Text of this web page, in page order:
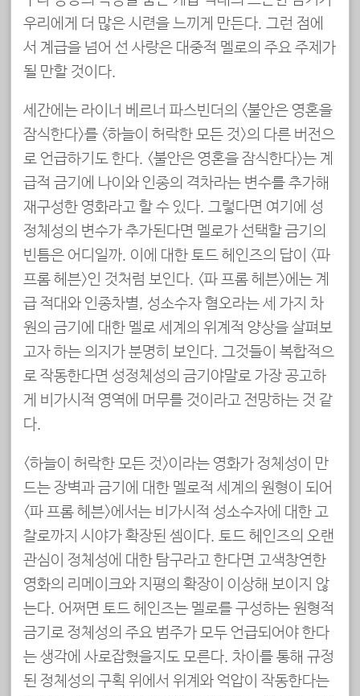
우리에게 더 많은 시련을 느끼게 만든다. 그런 점에
서 계급을 넘어 선 사랑은 대중적 멜로의 주요 주제가
될 만할 것이다.
세간에는 라이너 베르너 파스빈더의 <불안은 영혼을
잠식한다>를 <하늘이 허락한 모든 것>의 다른 버전으
로 언급하기도 한다. <불안은 영혼을 잠식한다>는 계
급적 금기에 나이와 인종의 격차라는 변수를 추가해
재구성한 영화라고 할 수 있다. 그렇다면 여기에 성
정체성의 변수가 추가된다면 멜로가 선택할 금기의
빈틈은 어디일까. 이에 대한 토드 헤인즈의 답이 <파
프롬 헤븐>인 것처럼 보인다. <파 프롬 헤븐>에는 계
급 적대와 인종차별, 성소수자 혐오라는 세 가지 차
원의 금기에 대한 멜로 세계의 위계적 양상을 살펴보
고자 하는 의지가 분명히 보인다. 그것들이 복합적으
로 작동한다면 성정체성의 금기야말로 가장 공고하
게 비가시적 영역에 머무를 것이라고 전망하는 것 같
다.
<하늘이 허락한 모든 것>이라는 영화가 정체성이 만
드는 장벽과 금기에 대한 멜로적 세계의 원형이 되어
<파 프롬 헤븐>에서는 비가시적 성소수자에 대한 고
찰로까지 시야가 확장된 셈이다. 토드 헤인즈의 오랜
관심이 정체성에 대한 탐구라고 한다면 고색창연한
영화의 리메이크와 지평의 확장이 이상해 보이지 않
는다. 어쩌면 토드 헤인즈는 멜로를 구성하는 원형적
금기로 정체성의 주요 범주가 모두 언급되어야 한다
는 생각에 사로잡혔을지도 모른다. 차이를 통해 규정
된 정체성의 구획 위에서 위계와 억압이 작동한다는